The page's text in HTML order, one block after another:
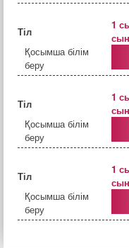
Тіл
1
Қосымша білім
беру
Тіл
1
Қосымша білім
беру
Тіл
1
Қосымша білім
беру